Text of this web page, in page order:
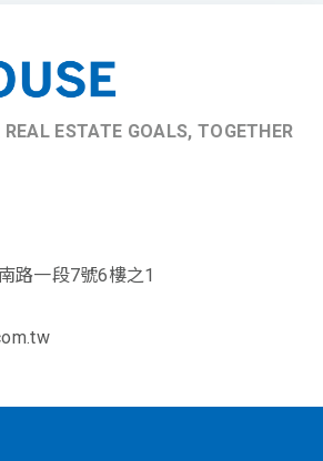
ESTATE GOALS, TOGETHER
路一段7號6樓之1